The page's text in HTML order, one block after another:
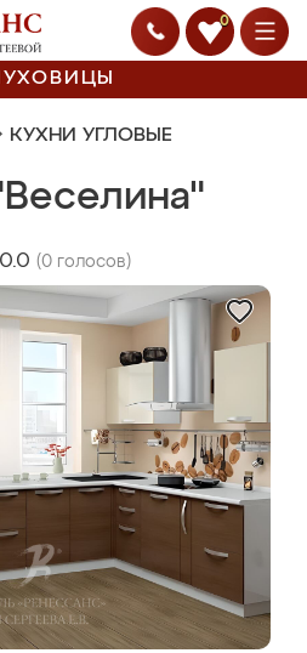
0
КУХНИ УГЛОВЫЕ
0.0 (0 голосов)